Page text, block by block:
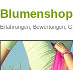
Erfahrungen, Bewertungen,